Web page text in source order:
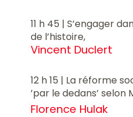
11 h 45 | S’engager
de l’histoire,
Vincent Duclert
12 h 15 | La réforme
’par le dedans’ selon
Florence Hulak